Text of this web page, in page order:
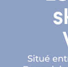
Situé